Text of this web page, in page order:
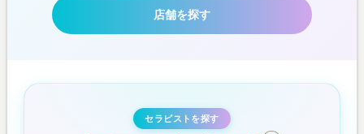
店舗を探す
セラピストを探す